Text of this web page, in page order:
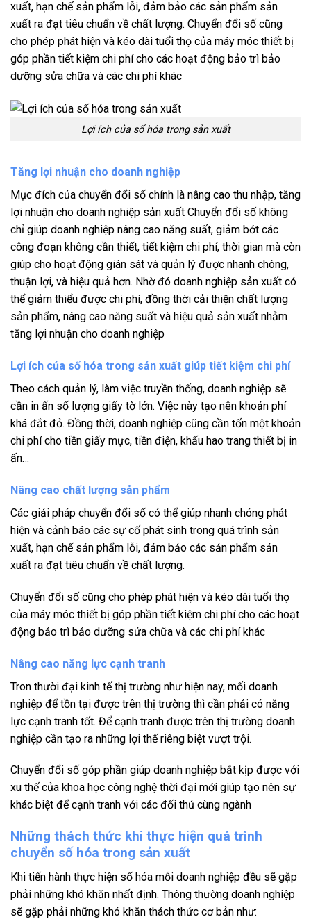
xuất, hạn chế sản phẩm lỗi, đảm bảo các sản phẩm sản
xuất ra đạt tiêu chuẩn về chất lượng. Chuyển đổi số cũng
cho phép phát hiện và kéo dài tuổi thọ của máy móc thiết bị
góp phần tiết kiệm chi phí cho các hoạt động bảo trì bảo
dưỡng sửa chữa và các chi phí khác
Lợi ích của số hóa trong sản xuất
Tăng lợi nhuận cho doanh nghiệp
Mục đích của chuyển đổi số chính là nâng cao thu nhập, tăng
lợi nhuận cho doanh nghiệp sản xuất Chuyển đổi số không
chỉ giúp doanh nghiệp nâng cao năng suất, giảm bớt các
công đoạn không cần thiết, tiết kiệm chi phí, thời gian mà còn
giúp cho hoạt động gián sát và quản lý được nhanh chóng,
thuận lợi, và hiệu quả hơn. Nhờ đó doanh nghiệp sản xuất có
thể giảm thiểu được chi phí, đồng thời cải thiện chất lượng
sản phẩm, nâng cao năng suất và hiệu quả sản xuất nhằm
tăng lợi nhuận cho doanh nghiệp
Lợi ích của số hóa trong sản xuất giúp tiết kiệm chi phí
Theo cách quản lý, làm việc truyền thống, doanh nghiệp sẽ
cần in ấn số lượng giấy tờ lớn. Việc này tạo nên khoản phí
khá đắt đỏ. Đồng thời, doanh nghiệp cũng cần tốn một khoản
chi phí cho tiền giấy mực, tiền điện, khấu hao trang thiết bị in
ấn…
Nâng cao chất lượng sản phẩm
Các giải pháp chuyển đổi số có thể giúp nhanh chóng phát
hiện và cảnh báo các sự cố phát sinh trong quá trình sản
xuất, hạn chế sản phẩm lỗi, đảm bảo các sản phẩm sản
xuất ra đạt tiêu chuẩn về chất lượng.
Chuyển đổi số cũng cho phép phát hiện và kéo dài tuổi thọ
của máy móc thiết bị góp phần tiết kiệm chi phí cho các hoạt
động bảo trì bảo dưỡng sửa chữa và các chi phí khác
Nâng cao năng lực cạnh tranh
Tron thười đại kinh tế thị trường như hiện nay, mối doanh
nghiệp để tồn tại được trên thị trường thì cần phải có năng
lực cạnh tranh tốt. Để cạnh tranh được trên thị trường doanh
nghiệp cần tạo ra những lợi thế riêng biệt vượt trội.
Chuyển đổi số góp phần giúp doanh nghiệp bắt kịp được với
xu thế của khoa học công nghệ thời đại mới giúp tạo nên sự
khác biệt để cạnh tranh với các đối thủ cùng ngành
Những thách thức khi thực hiện quá trình
chuyển số hóa trong sản xuất
Khi tiến hành thực hiện số hóa mỗi doanh nghiệp đều sẽ gặp
phải những khó khăn nhất định. Thông thường doanh nghiệp
sẽ gặp phải những khó khăn thách thức cơ bản như: